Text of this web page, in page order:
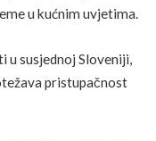
u kućnim uvjetima.
u susjednoj Sloveniji,
pristupačnost